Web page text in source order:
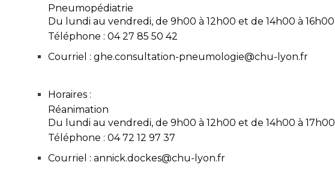
Pneumopédiatrie
Du lundi au vendredi, de 9h00 à 12h00 et de 14h00 à 16h00
Téléphone : 04 27 85 50 42
Courriel : ghe.consultation-pneumologie@chu-lyon.fr
Horaires :
Réanimation
Du lundi au vendredi, de 9h00 à 12h00 et de 14h00 à 17h00
Téléphone : 04 72 12 97 37
Courriel : annick.dockes@chu-lyon.fr